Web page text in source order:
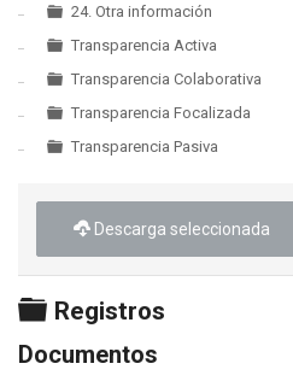
24. Otra información
Transparencia Activa
Transparencia Colaborativa
Transparencia Focalizada
Transparencia Pasiva
Descarga seleccionada
Carpeta
Registros
Documentos